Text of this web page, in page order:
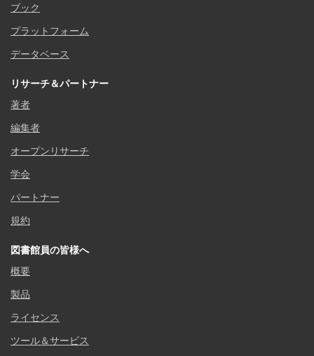
ブック
プラットフォーム
データベース
リサーチ＆パートナー
著者
編集者
オープンリサーチ
学会
パートナー
規約
図書館員の皆様へ
概要
製品
ライセンス
ツール＆サービス